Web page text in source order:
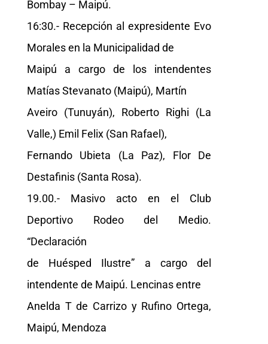
Bombay – Maipú.
16:30.- Recepción al expresidente Evo
Morales en la Municipalidad de
Maipú a cargo de los intendentes
Matías Stevanato (Maipú), Martín
Aveiro (Tunuyán), Roberto Righi (La
Valle,) Emil Felix (San Rafael),
Fernando Ubieta (La Paz), Flor De
Destafinis (Santa Rosa).
19.00.- Masivo acto en el Club
Deportivo Rodeo del Medio.
“Declaración
de Huésped Ilustre” a cargo del
intendente de Maipú. Lencinas entre
Anelda T de Carrizo y Rufino Ortega,
Maipú, Mendoza